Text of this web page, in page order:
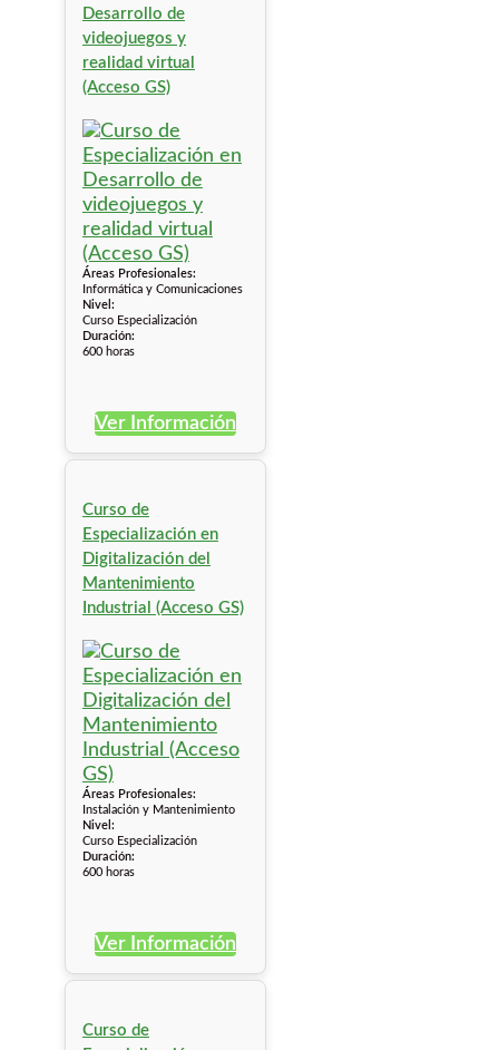
Desarrollo de
videojuegos y
realidad virtual
(Acceso GS)
Áreas Profesionales:
Informática y Comunicaciones
Nivel:
Curso Especialización
Duración:
600 horas
Ver Información
Curso de
Especialización en
Digitalización del
Mantenimiento
Industrial (Acceso GS)
Áreas Profesionales:
Instalación y Mantenimiento
Nivel:
Curso Especialización
Duración:
600 horas
Ver Información
Curso de